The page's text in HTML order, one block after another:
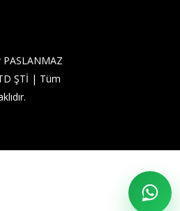
ŞTİ | Tüm